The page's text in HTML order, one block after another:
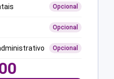
Opcional
Opcional
Opcional